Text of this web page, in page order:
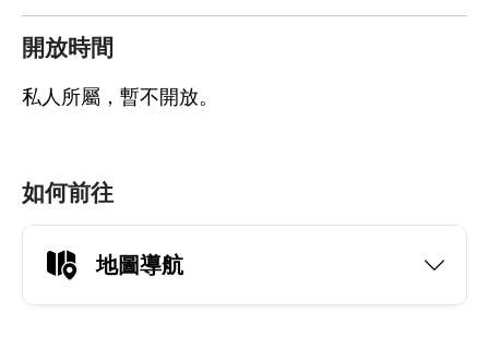
開放時間
私人所屬，暫不開放。
如何前往
地圖導航